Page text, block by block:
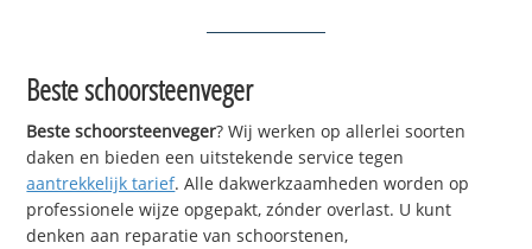
Beste schoorsteenveger
Beste schoorsteenveger? Wij werken op allerlei soorten
daken en bieden een uitstekende service tegen
aantrekkelijk tarief. Alle dakwerkzaamheden worden op
professionele wijze opgepakt, zónder overlast. U kunt
denken aan reparatie van schoorstenen,